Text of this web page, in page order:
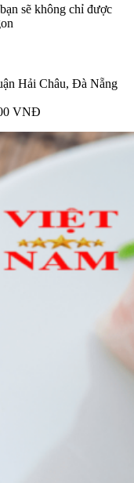
sẽ không chỉ được
Hải Châu, Đà Nẵng
VNĐ